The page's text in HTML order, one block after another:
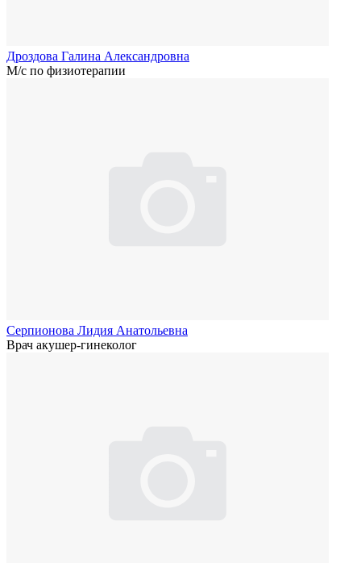
Дроздова Галина Александровна
М/с по физиотерапии
Серпионова Лидия Анатольевна
Врач акушер-гинеколог